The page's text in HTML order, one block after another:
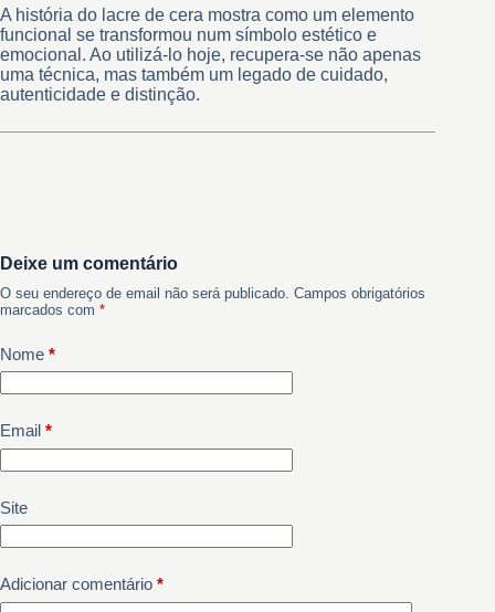
A história do lacre de cera mostra como um elemento
funcional se transformou num símbolo estético e
emocional. Ao utilizá-lo hoje, recupera-se não apenas
uma técnica, mas também um legado de cuidado,
autenticidade e distinção.
Deixe um comentário
O seu endereço de email não será publicado. Campos obrigatórios
marcados com *
Nome *
Email *
Site
Adicionar comentário *